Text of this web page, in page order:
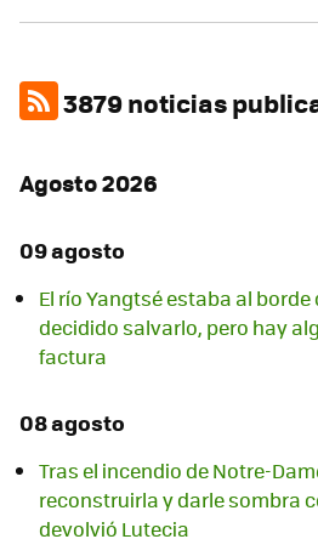
3879 noticias
Agosto 2026
09 agosto
El río Yangtsé estaba al
decidido salvarlo, pero hay
factura
08 agosto
Tras el incendio de Notre-
reconstruirla y darle sombra
devolvió Lutecia